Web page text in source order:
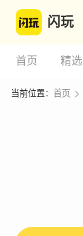
闪玩
首页 精选
当前位置： 首页